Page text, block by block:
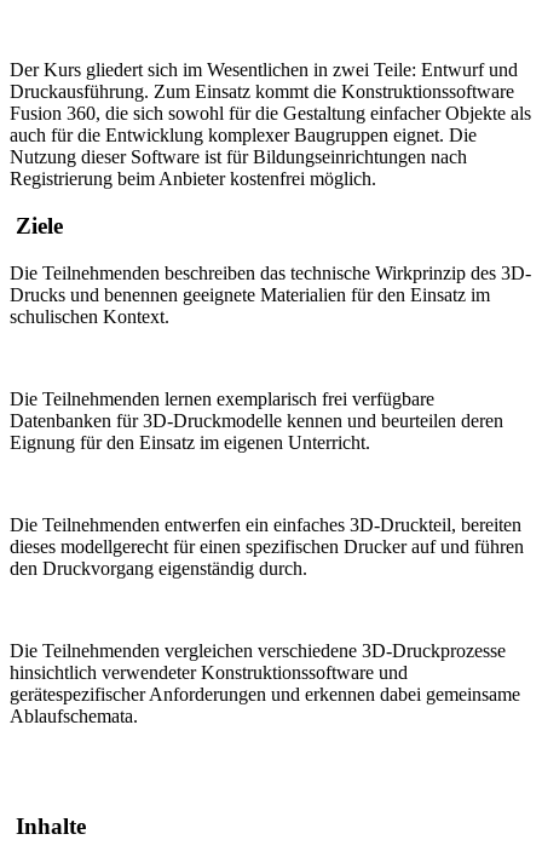
Der Kurs gliedert sich im Wesentlichen in zwei Teile: Entwurf und
Druckausführung. Zum Einsatz kommt die Konstruktionssoftware
Fusion 360, die sich sowohl für die Gestaltung einfacher Objekte als
auch für die Entwicklung komplexer Baugruppen eignet. Die
Nutzung dieser Software ist für Bildungseinrichtungen nach
Registrierung beim Anbieter kostenfrei möglich.
Ziele
Die Teilnehmenden beschreiben das technische Wirkprinzip des 3D-
Drucks und benennen geeignete Materialien für den Einsatz im
schulischen Kontext.
Die Teilnehmenden lernen exemplarisch frei verfügbare
Datenbanken für 3D-Druckmodelle kennen und beurteilen deren
Eignung für den Einsatz im eigenen Unterricht.
Die Teilnehmenden entwerfen ein einfaches 3D-Druckteil, bereiten
dieses modellgerecht für einen spezifischen Drucker auf und führen
den Druckvorgang eigenständig durch.
Die Teilnehmenden vergleichen verschiedene 3D-Druckprozesse
hinsichtlich verwendeter Konstruktionssoftware und
gerätespezifischer Anforderungen und erkennen dabei gemeinsame
Ablaufschemata.
Inhalte